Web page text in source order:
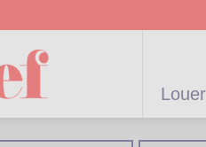
Louer